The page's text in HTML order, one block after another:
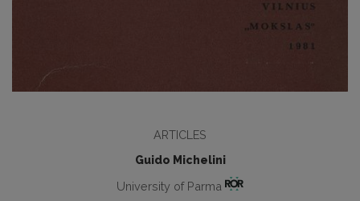
ARTICLES
Guido Michelini
University of Parma